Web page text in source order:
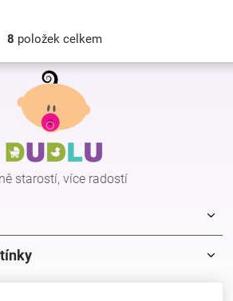
O
v
l
d
a
c
í
p
r
8 položek celkem
starostí, více radostí